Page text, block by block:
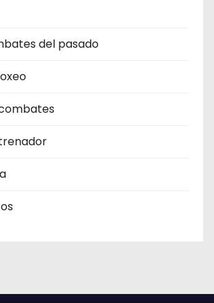
del pasado